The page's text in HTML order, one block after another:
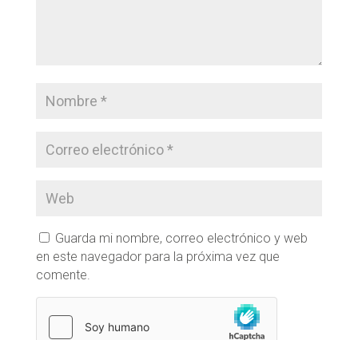
Guarda mi nombre, correo electrónico y web
en este navegador para la próxima vez que
comente.